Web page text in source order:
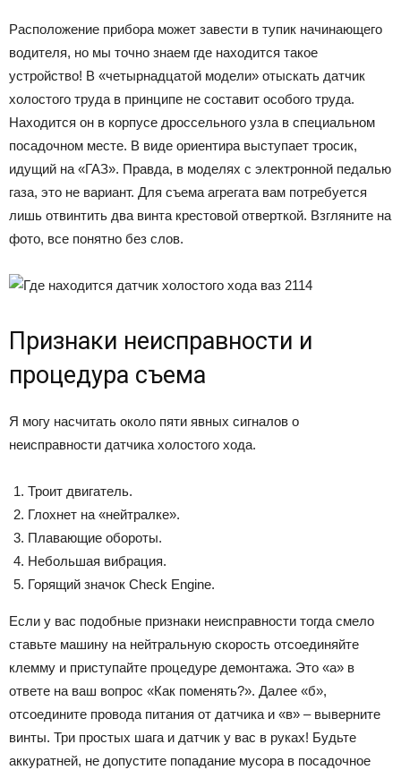
Расположение прибора может завести в тупик начинающего
водителя, но мы точно знаем где находится такое
устройство! В «четырнадцатой модели» отыскать датчик
холостого труда в принципе не составит особого труда.
Находится он в корпусе дроссельного узла в специальном
посадочном месте. В виде ориентира выступает тросик,
идущий на «ГАЗ». Правда, в моделях с электронной педалью
газа, это не вариант. Для съема агрегата вам потребуется
лишь отвинтить два винта крестовой отверткой. Взгляните на
фото, все понятно без слов.
Признаки неисправности и
процедура съема
Я могу насчитать около пяти явных сигналов о
неисправности датчика холостого хода.
Троит двигатель.
Глохнет на «нейтралке».
Плавающие обороты.
Небольшая вибрация.
Горящий значок Check Engine.
Если у вас подобные признаки неисправности тогда смело
ставьте машину на нейтральную скорость отсоединяйте
клемму и приступайте процедуре демонтажа. Это «а» в
ответе на ваш вопрос «Как поменять?». Далее «б»,
отсоедините провода питания от датчика и «в» – выверните
винты. Три простых шага и датчик у вас в руках! Будьте
аккуратней, не допустите попадание мусора в посадочное